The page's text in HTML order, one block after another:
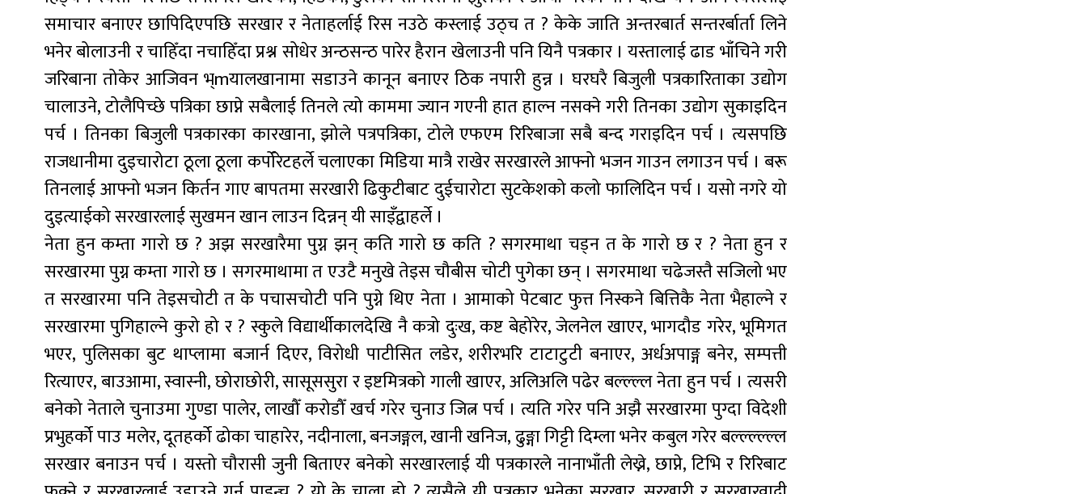
समाचार बनाएर छापिदिएपछि सरखार र नेताहर्लाई रिस नउठे कस्लाई उठ्च त ? केके जाति अन्तरबार्त सन्तरर्बार्ता लिने
भनेर बोलाउनी र चाहिँदा नचाहिँदा प्रश्न सोधेर अन्ठसन्ठ पारेर हैरान खेलाउनी पनि यिनै पत्रकार । यस्तालाई ढाड भाँचिने गरी
जरिबाना तोकेर आजिवन भ्mयालखानामा सडाउने कानून बनाएर ठिक नपारी हुन्न । घरघरै बिजुली पत्रकारिताका उद्योग
चालाउने, टोलैपिच्छे पत्रिका छाप्ने सबैलाई तिनले त्यो काममा ज्यान गएनी हात हाल्न नसक्ने गरी तिनका उद्योग सुकाइदिन
पर्च । तिनका बिजुली पत्रकारका कारखाना, झोले पत्रपत्रिका, टोले एफएम रिरिबाजा सबै बन्द गराइदिन पर्च । त्यसपछि
राजधानीमा दुइचारोटा ठूला ठूला कर्पोरेटहर्ले चलाएका मिडिया मात्रै राखेर सरखारले आफ्नो भजन गाउन लगाउन पर्च । बरू
तिनलाई आफ्नो भजन किर्तन गाए बापतमा सरखारी ढिकुटीबाट दुईचारोटा सुटकेशको कलो फालिदिन पर्च । यसो नगरे यो
दुइत्याईको सरखारलाई सुखमन खान लाउन दिन्नन् यी साइँद्वाहर्ले ।
नेता हुन कम्ता गारो छ ? अझ सरखारैमा पुग्न झन् कति गारो छ कति ? सगरमाथा चड्न त के गारो छ र ? नेता हुन र
सरखारमा पुग्न कम्ता गारो छ । सगरमाथामा त एउटै मनुखे तेइस चौबीस चोटी पुगेका छन् । सगरमाथा चढेजस्तै सजिलो भए
त सरखारमा पनि तेइसचोटी त के पचासचोटी पनि पुग्ने थिए नेता । आमाको पेटबाट फुत्त निस्कने बित्तिकै नेता भैहाल्ने र
सरखारमा पुगिहाल्ने कुरो हो र ? स्कुले विद्यार्थीकालदेखि नै कत्रो दुःख, कष्ट बेहोरेर, जेलनेल खाएर, भागदौड गरेर, भूमिगत
भएर, पुलिसका बुट थाप्लामा बजार्न दिएर, विरोधी पाटीसित लडेर, शरीरभरि टाटाटुटी बनाएर, अर्धअपाङ्ग बनेर, सम्पत्ती
रित्याएर, बाउआमा, स्वास्नी, छोराछोरी, सासूससुरा र इष्टमित्रको गाली खाएर, अलिअलि पढेर बल्ल्ल्ल नेता हुन पर्च । त्यसरी
बनेको नेताले चुनाउमा गुण्डा पालेर, लाखौँ करोडौँ खर्च गरेर चुनाउ जित्न पर्च । त्यति गरेर पनि अझै सरखारमा पुग्दा विदेशी
प्रभुहर्को पाउ मलेर, दूतहर्को ढोका चाहारेर, नदीनाला, बनजङ्गल, खानी खनिज, ढुङ्गा गिट्टी दिम्ला भनेर कबुल गरेर बल्ल्ल्ल्ल्ल
सरखार बनाउन पर्च । यस्तो चौरासी जुनी बिताएर बनेको सरखारलाई यी पत्रकारले नानाभाँती लेख्ने, छाप्ने, टिभि र रिरिबाट